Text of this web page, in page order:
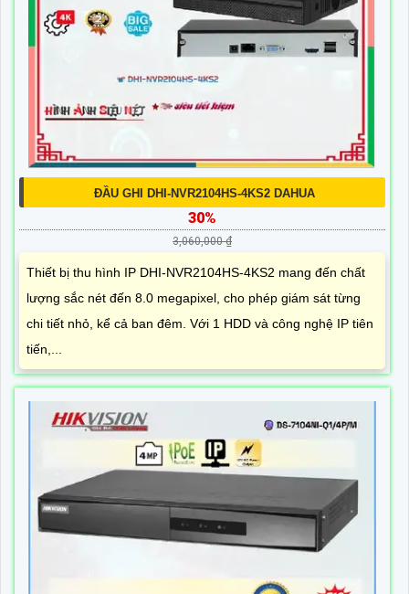
ĐẦU GHI DHI-NVR2104HS-4KS2 DAHUA
30%
3,060,000 ₫
Thiết bị thu hình IP DHI-NVR2104HS-4KS2 mang đến chất
lượng sắc nét đến 8.0 megapixel, cho phép giám sát từng
chi tiết nhỏ, kể cả ban đêm. Với 1 HDD và công nghệ IP tiên
tiến,...